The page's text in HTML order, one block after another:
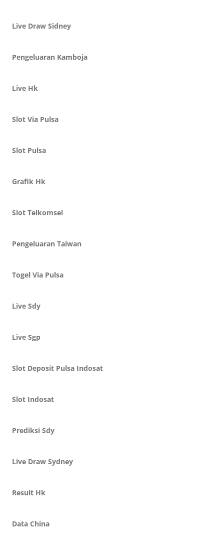
Live Draw Sidney
Pengeluaran Kamboja
Live Hk
Slot Via Pulsa
Slot Pulsa
Grafik Hk
Slot Telkomsel
Pengeluaran Taiwan
Togel Via Pulsa
Live Sdy
Live Sgp
Slot Deposit Pulsa Indosat
Slot Indosat
Prediksi Sdy
Live Draw Sydney
Result Hk
Data China